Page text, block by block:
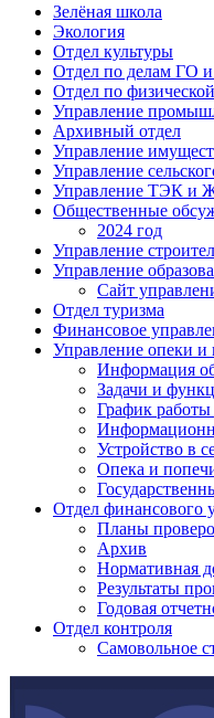
Зелёная школа
Экология
Отдел культуры
Отдел по делам ГО
Отдел по
Управление
Архивный отдел
Управление
Управление
Управление ТЭК и
Общественные
2024 год
Управление
Управление
Сайт
Отдел туризма
Финансовое
Управление опеки и
Информация
Задачи и
График
Устройство в
Опека и
Отдел финансового
Планы
Архив
Нормативная
Результаты
Годовая
Отдел контроля
Самовольное